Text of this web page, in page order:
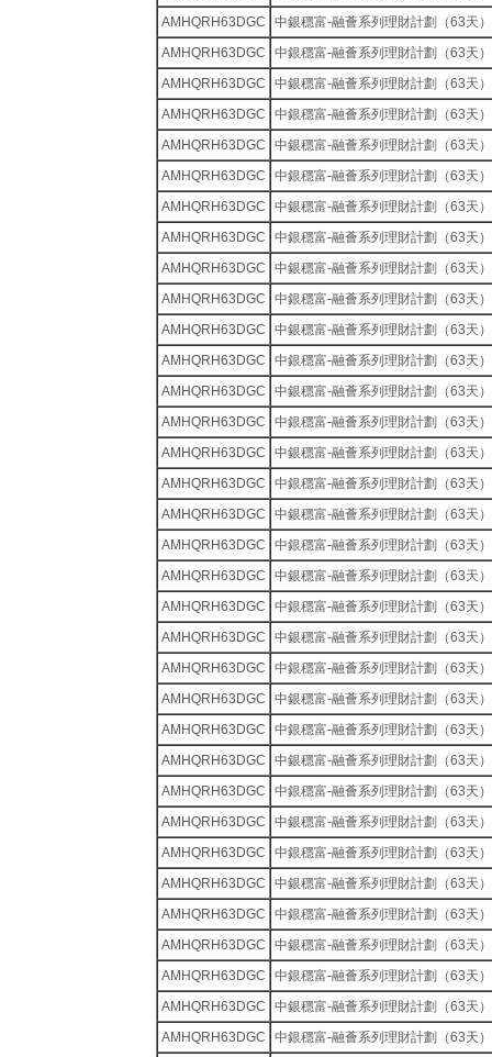
AMHQRH63DGC
中銀穩富-融薈系列理財計劃（63天）
AMHQRH63DGC
中銀穩富-融薈系列理財計劃（63天）
AMHQRH63DGC
中銀穩富-融薈系列理財計劃（63天）
AMHQRH63DGC
中銀穩富-融薈系列理財計劃（63天）
AMHQRH63DGC
中銀穩富-融薈系列理財計劃（63天）
AMHQRH63DGC
中銀穩富-融薈系列理財計劃（63天）
AMHQRH63DGC
中銀穩富-融薈系列理財計劃（63天）
AMHQRH63DGC
中銀穩富-融薈系列理財計劃（63天）
AMHQRH63DGC
中銀穩富-融薈系列理財計劃（63天）
AMHQRH63DGC
中銀穩富-融薈系列理財計劃（63天）
AMHQRH63DGC
中銀穩富-融薈系列理財計劃（63天）
AMHQRH63DGC
中銀穩富-融薈系列理財計劃（63天）
AMHQRH63DGC
中銀穩富-融薈系列理財計劃（63天）
AMHQRH63DGC
中銀穩富-融薈系列理財計劃（63天）
AMHQRH63DGC
中銀穩富-融薈系列理財計劃（63天）
AMHQRH63DGC
中銀穩富-融薈系列理財計劃（63天）
AMHQRH63DGC
中銀穩富-融薈系列理財計劃（63天）
AMHQRH63DGC
中銀穩富-融薈系列理財計劃（63天）
AMHQRH63DGC
中銀穩富-融薈系列理財計劃（63天）
AMHQRH63DGC
中銀穩富-融薈系列理財計劃（63天）
AMHQRH63DGC
中銀穩富-融薈系列理財計劃（63天）
AMHQRH63DGC
中銀穩富-融薈系列理財計劃（63天）
AMHQRH63DGC
中銀穩富-融薈系列理財計劃（63天）
AMHQRH63DGC
中銀穩富-融薈系列理財計劃（63天）
AMHQRH63DGC
中銀穩富-融薈系列理財計劃（63天）
AMHQRH63DGC
中銀穩富-融薈系列理財計劃（63天）
AMHQRH63DGC
中銀穩富-融薈系列理財計劃（63天）
AMHQRH63DGC
中銀穩富-融薈系列理財計劃（63天）
AMHQRH63DGC
中銀穩富-融薈系列理財計劃（63天）
AMHQRH63DGC
中銀穩富-融薈系列理財計劃（63天）
AMHQRH63DGC
中銀穩富-融薈系列理財計劃（63天）
AMHQRH63DGC
中銀穩富-融薈系列理財計劃（63天）
AMHQRH63DGC
中銀穩富-融薈系列理財計劃（63天）
AMHQRH63DGC
中銀穩富-融薈系列理財計劃（63天）